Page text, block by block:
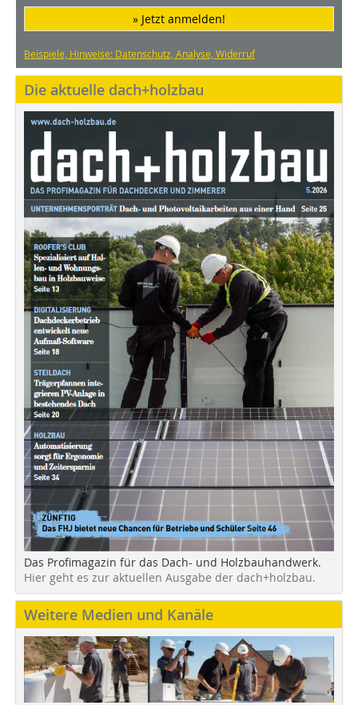
» Jetzt anmelden!
Beispiele, Hinweise: Datenschutz, Analyse, Widerruf
Die aktuelle dach+holzbau
Das Profimagazin für das Dach- und Holzbauhandwerk.
Hier geht es zur aktuellen Ausgabe der dach+holzbau.
Weitere Medien und Kanäle